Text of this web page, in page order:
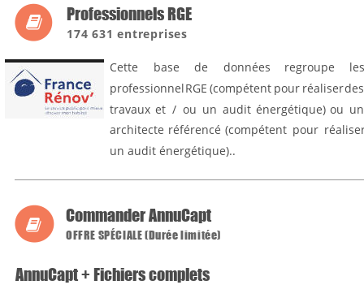

Commander AnnuCapt
OFFRE SPÉCIALE (Durée limitée)
AnnuCapt + Fichiers complets

Cette base de données regroupe
professionnelRGE (compétent pour réaliser
travaux et / ou un audit énergétique) ou
architecte référencé (compétent pour
un audit énergétique)..
Professionnels RGE
174 631 entreprises